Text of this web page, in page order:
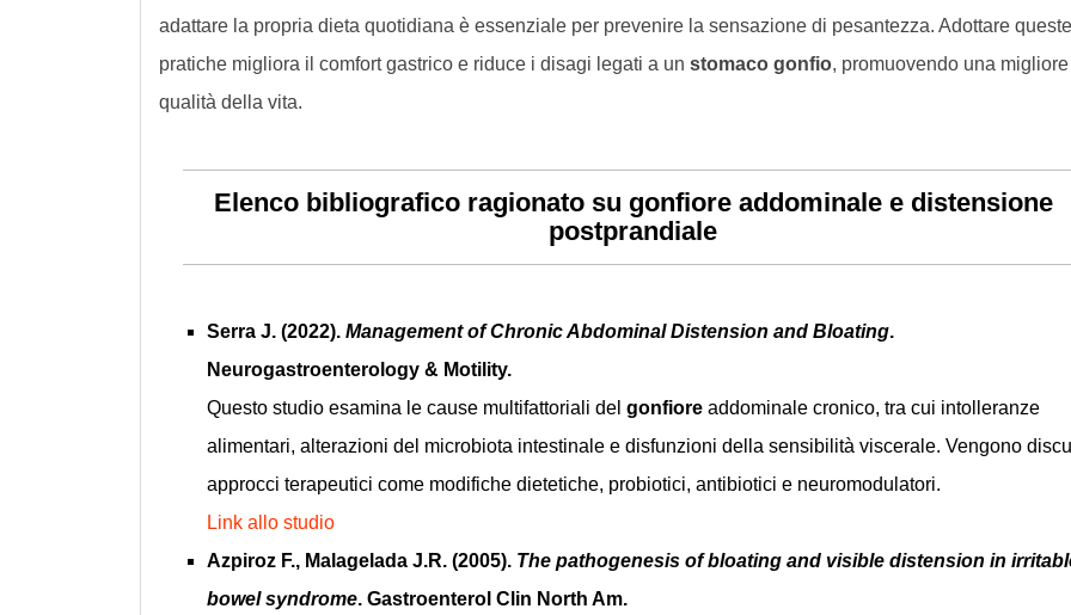
adattare la propria dieta quotidiana è essenziale per prevenire la sensazione di pesantezza. Adottare queste
pratiche migliora il comfort gastrico e riduce i disagi legati a un stomaco gonfio, promuovendo una migliore
qualità della vita.
Elenco bibliografico ragionato su gonfiore addominale e distensione
postprandiale
Serra J. (2022). Management of Chronic Abdominal Distension and Bloating.
Neurogastroenterology & Motility.
Questo studio esamina le cause multifattoriali del gonfiore addominale cronico, tra cui intolleranze
alimentari, alterazioni del microbiota intestinale e disfunzioni della sensibilità viscerale. Vengono
approcci terapeutici come modifiche dietetiche, probiotici, antibiotici e neuromodulatori.
Link allo studio
Azpiroz F., Malagelada J.R. (2005). The pathogenesis of bloating and visible distension in
bowel syndrome. Gastroenterol Clin North Am.